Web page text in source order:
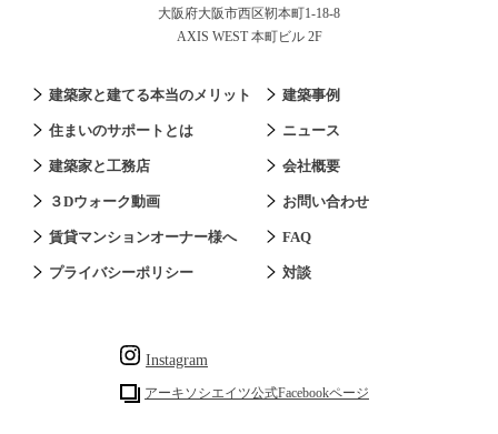
大阪府大阪市西区靭本町1-18-8
AXIS WEST 本町ビル 2F
建築家と建てる本当のメリット 建築事例
住まいのサポートとは ニュース
建築家と工務店 会社概要
３Dウォーク動画 お問い合わせ
賃貸マンションオーナー様へ FAQ
プライバシーポリシー 対談
Instagram
アーキソシエイツ公式Facebookページ